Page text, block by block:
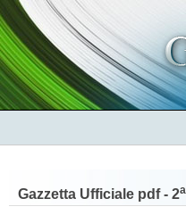
Gazzetta Ufficiale pdf - 2a